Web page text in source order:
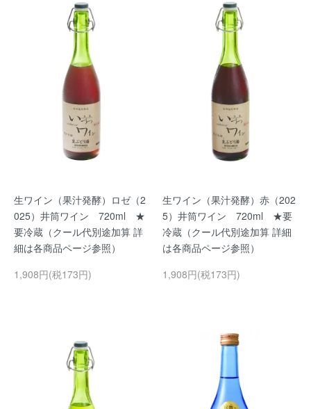
生ワイン（果汁発酵）ロゼ（2
025）井筒ワイン 720ml ★
要冷蔵（クール代別途加算 詳
細は各商品ページ参照）
1,908円(税173円)
生ワイン（果汁発酵）赤（202
5）井筒ワイン 720ml ★要
冷蔵（クール代別途加算 詳細
は各商品ページ参照）
1,908円(税173円)